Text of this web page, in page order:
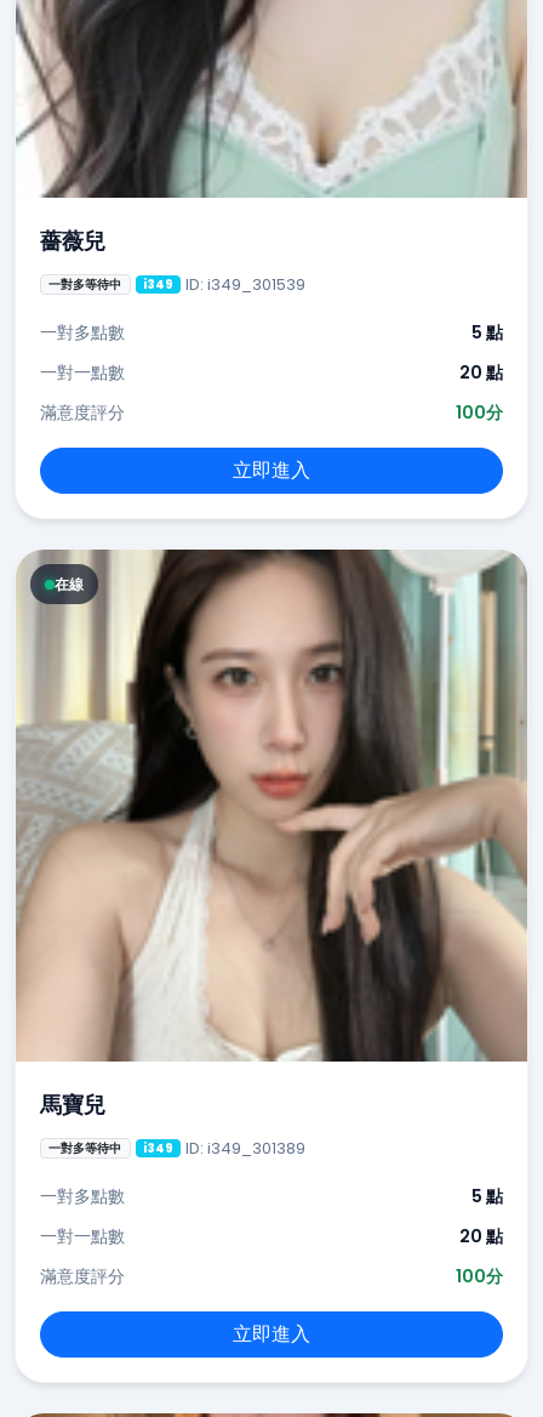
薔薇兒
一對多等待中 i349 ID: i349_301539
一對多點數
5 點
一對一點數
20 點
滿意度評分
100分
立即進入
在線
馬寶兒
一對多等待中 i349 ID: i349_301389
一對多點數
5 點
一對一點數
20 點
滿意度評分
100分
立即進入